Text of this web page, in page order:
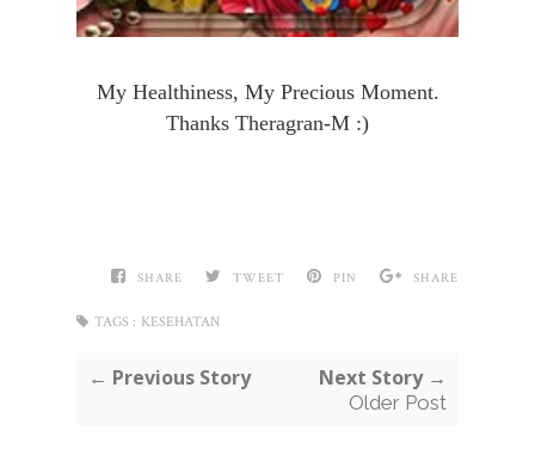
My Healthiness, My Precious Moment.
Thanks Theragran-M :)
SHARE TWEET PIN SHARE
TAGS : KESEHATAN
← Previous Story Next Story →
Older Post